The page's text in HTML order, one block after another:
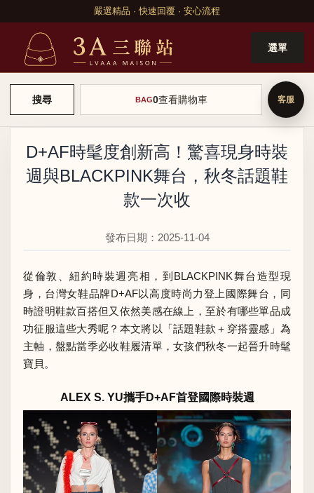
嚴選精品 · 快速回覆 · 安心流程
選單
搜尋 BAG0查看購物車
D+AF時髦度創新高！驚喜現身時裝
週與BLACKPINK舞台，秋冬話題鞋
款一次收
發布日期：2025-11-04
從倫敦、紐約時裝週亮相，到BLACKPINK舞台造型現
身，台灣女鞋品牌D+AF以高度時尚力登上國際舞台，同
時證明鞋款百搭但又依然美感在線上，至於有哪些單品成
功征服這些大秀呢？本文將以「話題鞋款＋穿搭靈感」為
主軸，盤點當季必收鞋履清單，女孩們秋冬一起晉升時髦
寶貝。
ALEX S. YU攜手D+AF首登國際時裝週